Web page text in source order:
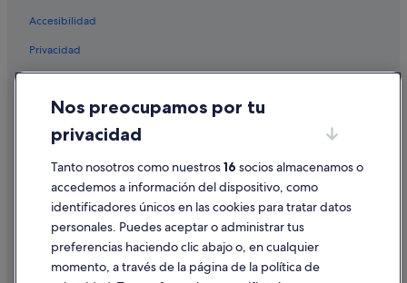
Accesibilidad
Privacidad
Condiciones de uso
Información legal/contacto
Pautas sobre el contenido y cómo denunciar contenido
Ayuda
Cancelar un vuelo
Nos preocupamos por tu
privacidad
Tanto nosotros como nuestros16 socios almacenamos o
accedemos a información del dispositivo, como
identificadores únicos en las cookies para tratar datos
personales. Puedes aceptar o administrar tus
preferencias haciendo clic abajo o, en cualquier
momento, a través de la página de la política de